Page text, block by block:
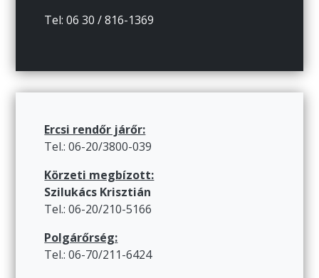
Tel: 06 30 / 816-1369
Ercsi rendőr járőr:
Tel.: 06-20/3800-039
Körzeti megbízott:
Szilukács Krisztián
Tel.: 06-20/210-5166
Polgárőrség:
Tel.: 06-70/211-6424